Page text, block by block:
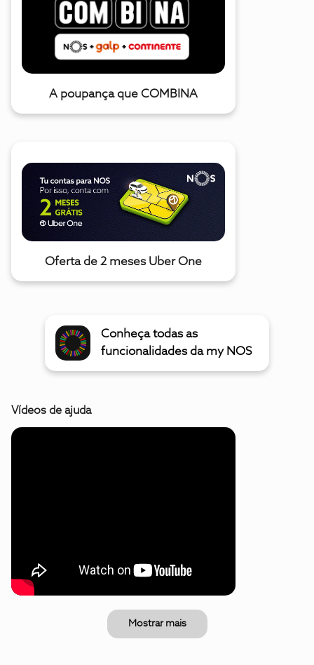
A poupança que COMBINA
Oferta de 2 meses Uber One
Conheça todas as
funcionalidades da my NOS
Vídeos de ajuda
Mostrar mais